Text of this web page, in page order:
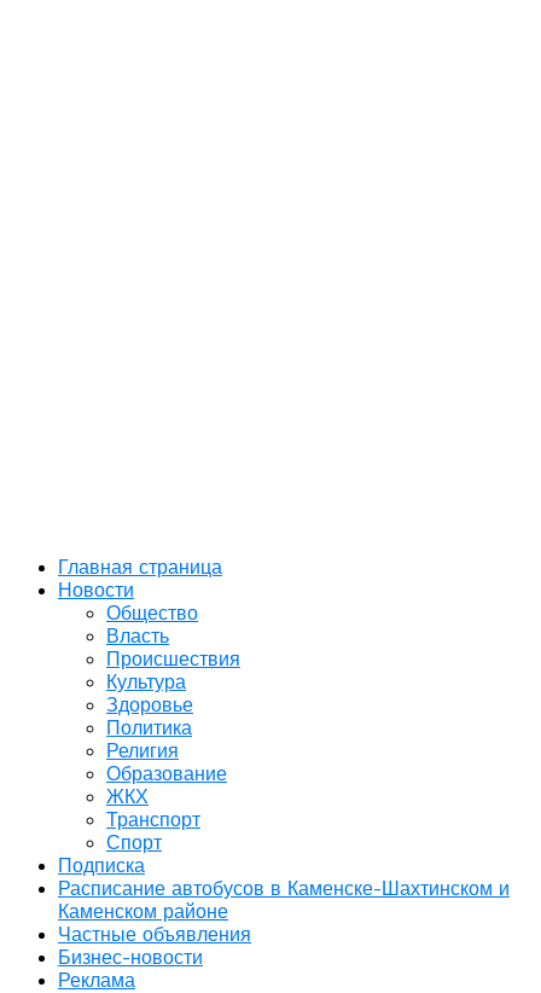
Главная страница
Новости
Общество
Власть
Происшествия
Культура
Здоровье
Политика
Религия
Образование
ЖКХ
Транспорт
Спорт
Подписка
Расписание автобусов в Каменске-Шахтинском и
Каменском районе
Частные объявления
Бизнес-новости
Реклама